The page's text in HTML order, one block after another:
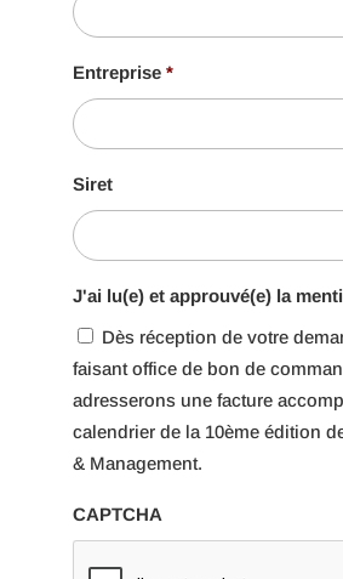
Entreprise *
Siret
J'ai lu(e) et approuvé(e) la
Dès réception de votre
faisant office de bon de
adresserons une facture
calendrier de la 10ème édition
& Management.
CAPTCHA